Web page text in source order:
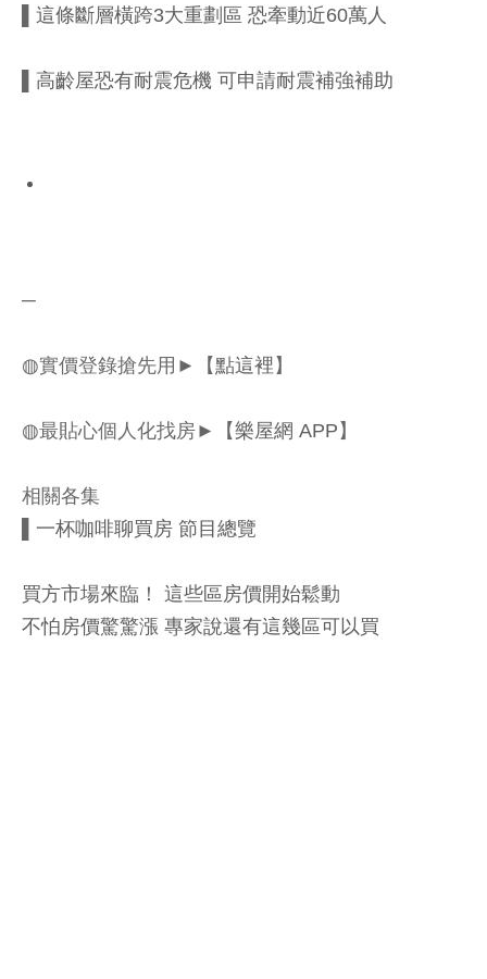
這條斷層橫跨3大重劃區 恐牽動近60萬人
高齡屋恐有耐震危機 可申請耐震補強補助
─
◍實價登錄搶先用►【點這裡 】
◍最貼心個人化找房►【樂屋網 APP 】
相關各集
一杯咖啡聊買房 節目總覽
買方市場來臨！ 這些區房價開始鬆動
不怕房價驚驚漲 專家說還有這幾區可以買